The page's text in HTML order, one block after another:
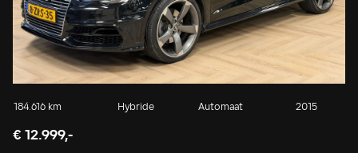
184.616 km Hybride Automaat 2015
€ 12.999,-